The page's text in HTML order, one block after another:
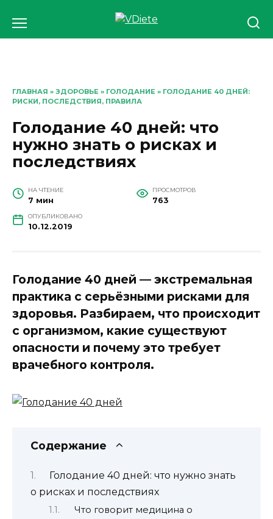
содержанию
ГЛАВНАЯ » ЗДОРОВЬЕ » ГОЛОДАНИЕ » ГОЛОДАНИЕ 40 ДНЕЙ:
РИСКИ, ПОСЛЕДСТВИЯ, ПРАВИЛА
Голодание 40 дней: что
нужно знать о рисках и
последствиях
НА ЧТЕНИЕ
7 мин
ПРОСМОТРОВ
763
ОПУБЛИКОВАНО
10.12.2019
Голодание 40 дней — экстремальная
практика с серьёзными рисками для
здоровья. Разбираем, что происходит
с организмом, какие существуют
опасности и почему это требует
врачебного контроля.
Содержание
Голодание 40 дней: что нужно знать
о рисках и последствиях
Что говорит медицина о